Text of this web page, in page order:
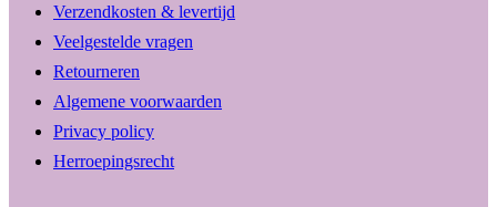
Verzendkosten & levertijd
Veelgestelde vragen
Retourneren
Algemene voorwaarden
Privacy policy
Herroepingsrecht